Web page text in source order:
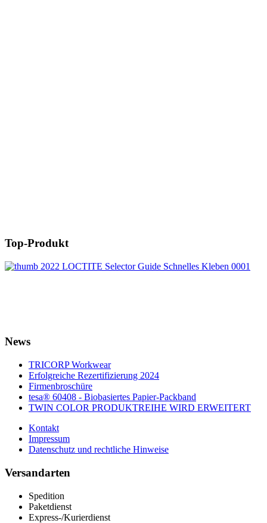
Top-Produkt
News
TRICORP Workwear
Erfolgreiche Rezertifizierung 2024
Firmenbroschüre
tesa® 60408 - Biobasiertes Papier-Packband
TWIN COLOR PRODUKTREIHE WIRD ERWEITERT
Kontakt
Impressum
Datenschutz und rechtliche Hinweise
Versandarten
Spedition
Paketdienst
Express-/Kurierdienst